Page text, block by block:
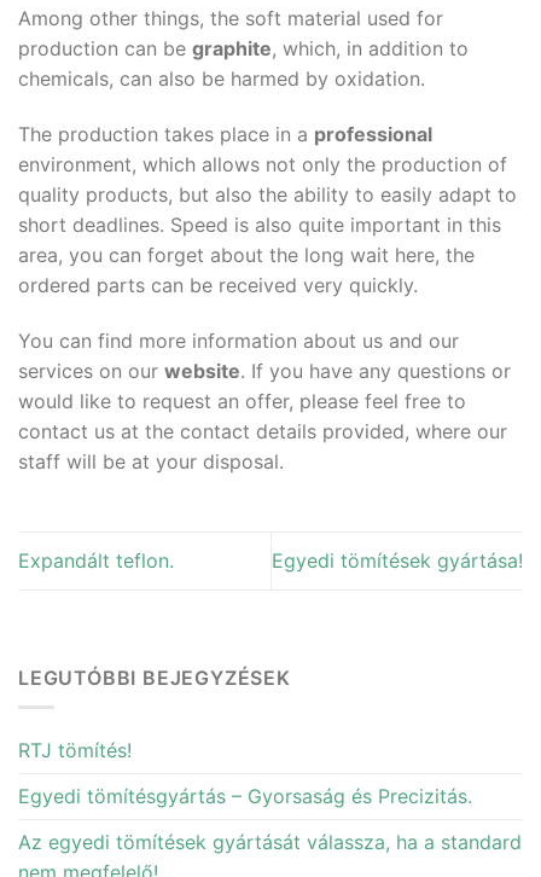
Among other things, the soft material used for
production can be graphite, which, in addition to
chemicals, can also be harmed by oxidation.
The production takes place in a professional
environment, which allows not only the production of
quality products, but also the ability to easily adapt to
short deadlines. Speed is also quite important in this
area, you can forget about the long wait here, the
ordered parts can be received very quickly.
You can find more information about us and our
services on our website. If you have any questions or
would like to request an offer, please feel free to
contact us at the contact details provided, where our
staff will be at your disposal.
Expandált teflon. Egyedi tömítések gyártása!
LEGUTÓBBI BEJEGYZÉSEK
RTJ tömítés!
Egyedi tömítésgyártás – Gyorsaság és Precizitás.
Az egyedi tömítések gyártását válassza, ha a standard